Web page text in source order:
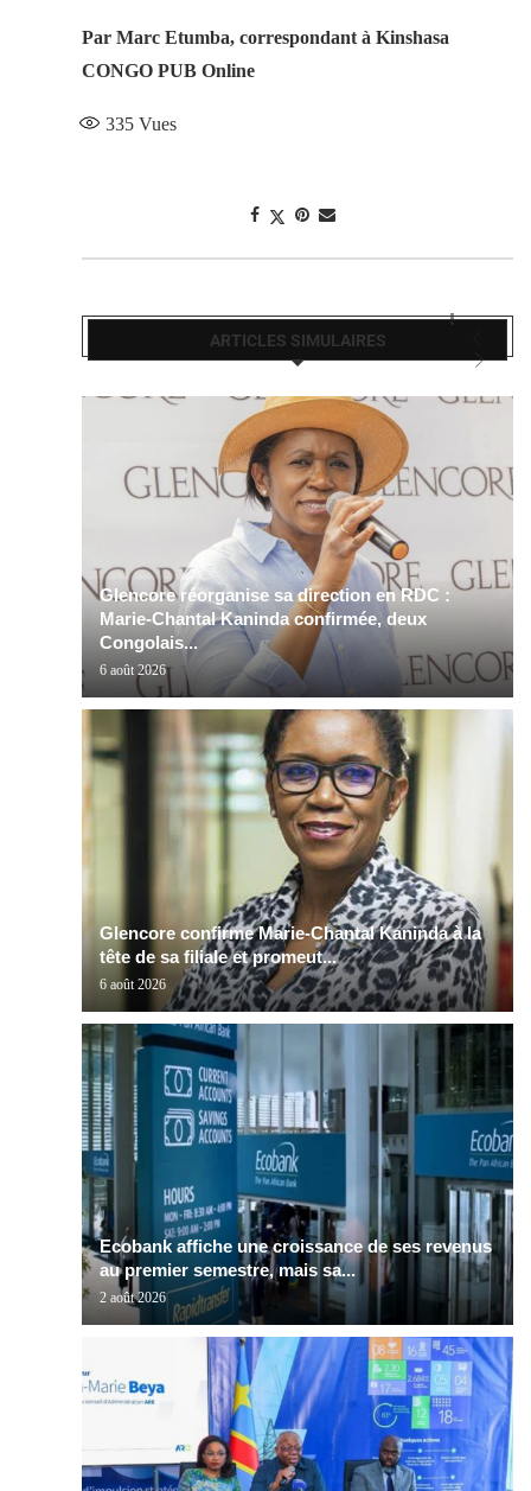
Par Marc Etumba, correspondant à Kinshasa
CONGO PUB Online
335 Vues
ARTICLES SIMULAIRES
Glencore réorganise sa direction en RDC :
Marie-Chantal Kaninda confirmée, deux
Congolais...
6 août 2026
Glencore confirme Marie-Chantal Kaninda à la
tête de sa filiale et promeut...
6 août 2026
Ecobank affiche une croissance de ses revenus
au premier semestre, mais sa...
2 août 2026